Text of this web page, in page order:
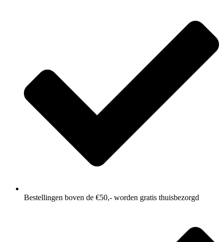
Bestellingen boven de €50,- worden gratis thuisbezorgd